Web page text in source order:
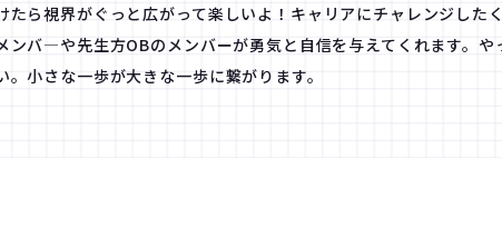
たら視界がぐっと広がって楽しいよ！キャリアにチャレンジした
ンバ―や先生方OBのメンバーが勇気と自信を与えてくれます。
小さな一歩が大きな一歩に繋がります。